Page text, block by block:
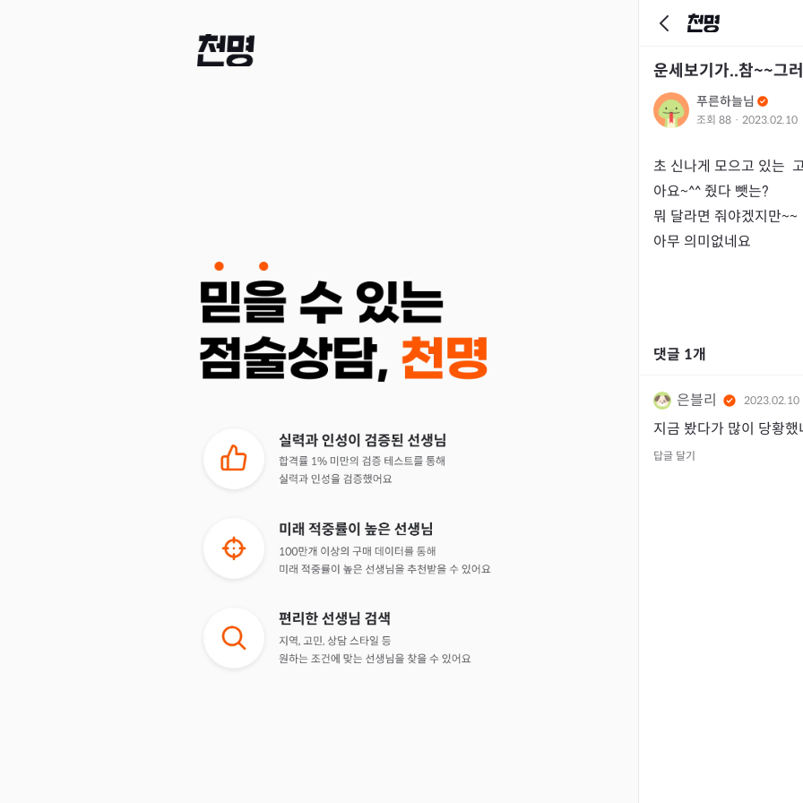
운세보기가..참~~그
푸른하늘님
조회 88 · 2023.02.10
초 신나게 모으고 있는
아요~^^ 줬다 뺏는?
뭐 달라면 줘야겠지만~~
아무 의미없네요
댓글 1개
은블리 2023.02.10
지금 봤다가 많이 당황했
답글 달기